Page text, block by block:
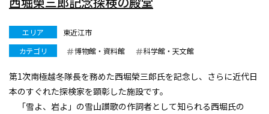
エリア
東近江市
カテゴリ
博物館・資料館 科学館・天文館
第1次南極越冬隊長を務めた西堀榮三郎氏を記念し、さらに近代日
本のすぐれた探検家を顕彰した施設です。
「雪よ、岩よ」の雪山讃歌の作詞者として知られる西堀氏の